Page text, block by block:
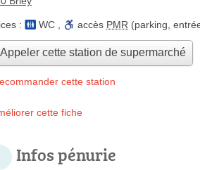
: WC accès PMR (parking,
cette station de supermarché
cette station
cette fiche
Infos pénurie